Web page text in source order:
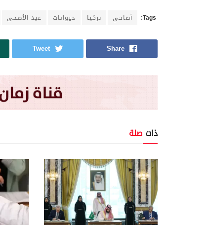
Tags: أضاحي تركيا حيوانات عيد الأضحى
Share
Tweet
ذات صلة